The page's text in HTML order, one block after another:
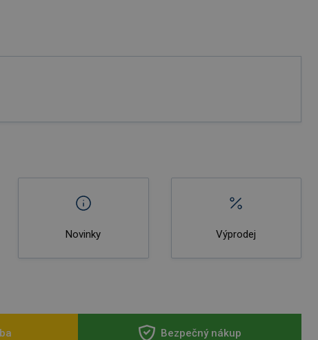
Novinky Výprodej
Bezpečný nákup